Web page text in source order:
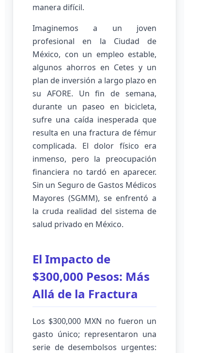
manera difícil.
Imaginemos a un joven
profesional en la Ciudad de
México, con un empleo estable,
algunos ahorros en Cetes y un
plan de inversión a largo plazo en
su AFORE. Un fin de semana,
durante un paseo en bicicleta,
sufre una caída inesperada que
resulta en una fractura de fémur
complicada. El dolor físico era
inmenso, pero la preocupación
financiera no tardó en aparecer.
Sin un Seguro de Gastos Médicos
Mayores (SGMM), se enfrentó a
la cruda realidad del sistema de
salud privado en México.
El Impacto de
$300,000 Pesos: Más
Allá de la Fractura
Los $300,000 MXN no fueron un
gasto único; representaron una
serie de desembolsos urgentes: